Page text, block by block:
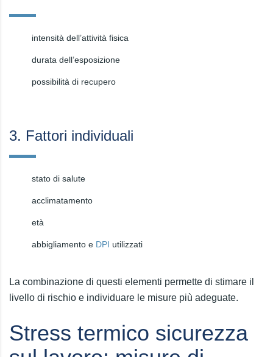
intensità dell’attività fisica
durata dell’esposizione
possibilità di recupero
3. Fattori individuali
stato di salute
acclimatamento
età
abbigliamento e DPI utilizzati
La combinazione di questi elementi permette di stimare il
livello di rischio e individuare le misure più adeguate.
Stress termico sicurezza